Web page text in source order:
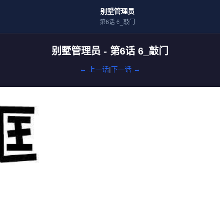
别墅管理员
第6话 6_敲门
别墅管理员 - 第6话 6_敲门
← 上一话|下一话 →